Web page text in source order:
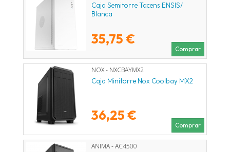
Caja Semitorre Tacens ENSIS/
Blanca
35,75 €
Comprar
NOX - NXCBAYMX2
Caja Minitorre Nox Coolbay MX2
36,25 €
Comprar
ANIMA - AC4500